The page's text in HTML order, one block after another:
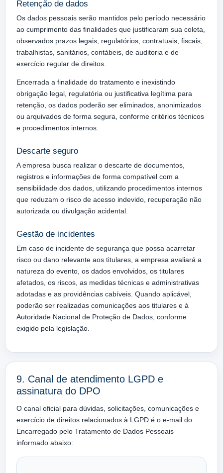
Retenção de dados
Os dados pessoais serão mantidos pelo período necessário
ao cumprimento das finalidades que justificaram sua coleta,
observados prazos legais, regulatórios, contratuais, fiscais,
trabalhistas, sanitários, contábeis, de auditoria e de
exercício regular de direitos.
Encerrada a finalidade do tratamento e inexistindo
obrigação legal, regulatória ou justificativa legítima para
retenção, os dados poderão ser eliminados, anonimizados
ou arquivados de forma segura, conforme critérios técnicos
e procedimentos internos.
Descarte seguro
A empresa busca realizar o descarte de documentos,
registros e informações de forma compatível com a
sensibilidade dos dados, utilizando procedimentos internos
que reduzam o risco de acesso indevido, recuperação não
autorizada ou divulgação acidental.
Gestão de incidentes
Em caso de incidente de segurança que possa acarretar
risco ou dano relevante aos titulares, a empresa avaliará a
natureza do evento, os dados envolvidos, os titulares
afetados, os riscos, as medidas técnicas e administrativas
adotadas e as providências cabíveis. Quando aplicável,
poderão ser realizadas comunicações aos titulares e à
Autoridade Nacional de Proteção de Dados, conforme
exigido pela legislação.
9. Canal de atendimento LGPD e
assinatura do DPO
O canal oficial para dúvidas, solicitações, comunicações e
exercício de direitos relacionados à LGPD é o e-mail do
Encarregado pelo Tratamento de Dados Pessoais
informado abaixo: